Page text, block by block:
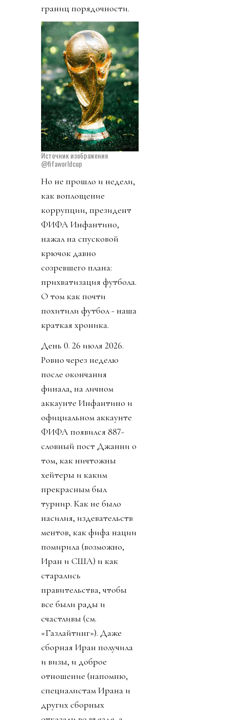
границ порядочности.
Источник изображения
@fifaworldcup
Но не прошло и недели,
как воплощение
коррупции, президент
ФИФА Инфантино,
нажал на спусковой
крючок давно
созревшего плана:
прихватизация футбола.
О том как почти
похитили футбол - наша
краткая хроника.
День 0. 26 июля 2026.
Ровно через неделю
после окончания
финала, на личном
аккаунте Инфантино и
официальном аккаунте
ФИФА появился 887-
словный пост Джанни о
том, как ничтожны
хейтеры и каким
прекрасным был
турнир. Как не было
насилия, издевательств
ментов, как фифа нации
помирила (возможно,
Иран и США) и как
старались
правительства, чтобы
все были рады и
счастливы (см.
«Газлайтинг»). Даже
сборная Иран получила
и визы, и доброе
отношение (напомню,
специалистам Ирана и
других сборных